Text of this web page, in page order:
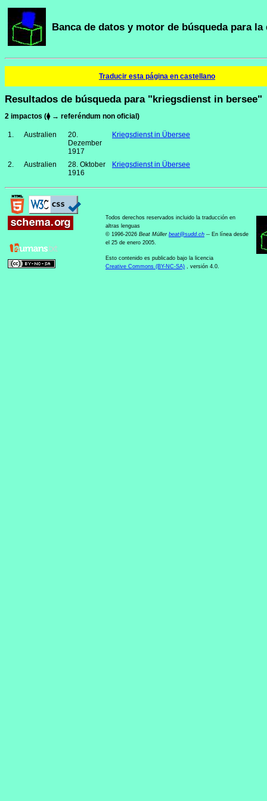
Banca de datos y motor de búsqueda para
Traducir esta página en castellano
Resultados de búsqueda para "kriegsdienst in bersee"
2 impactos (⧫ → referéndum non oficial)
1. Australien
20.
Dezember
1917
Kriegsdienst in Übersee
2. Australien
28. Oktober
1916
Kriegsdienst in Übersee
Todos derechos reservados incluido la traducción en
altras lenguas
© 1996-2026 Beat Müller beat@sudd.ch -- En línea desde
el 25 de enero 2005.
Esto contenido es publicado bajo la licencia
Creative Commons (BY-NC-SA) , versión 4.0.